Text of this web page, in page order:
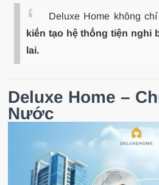
Deluxe Home không
kiến tạo hệ thống tiện nghi
lai.
Deluxe Home –
Nước